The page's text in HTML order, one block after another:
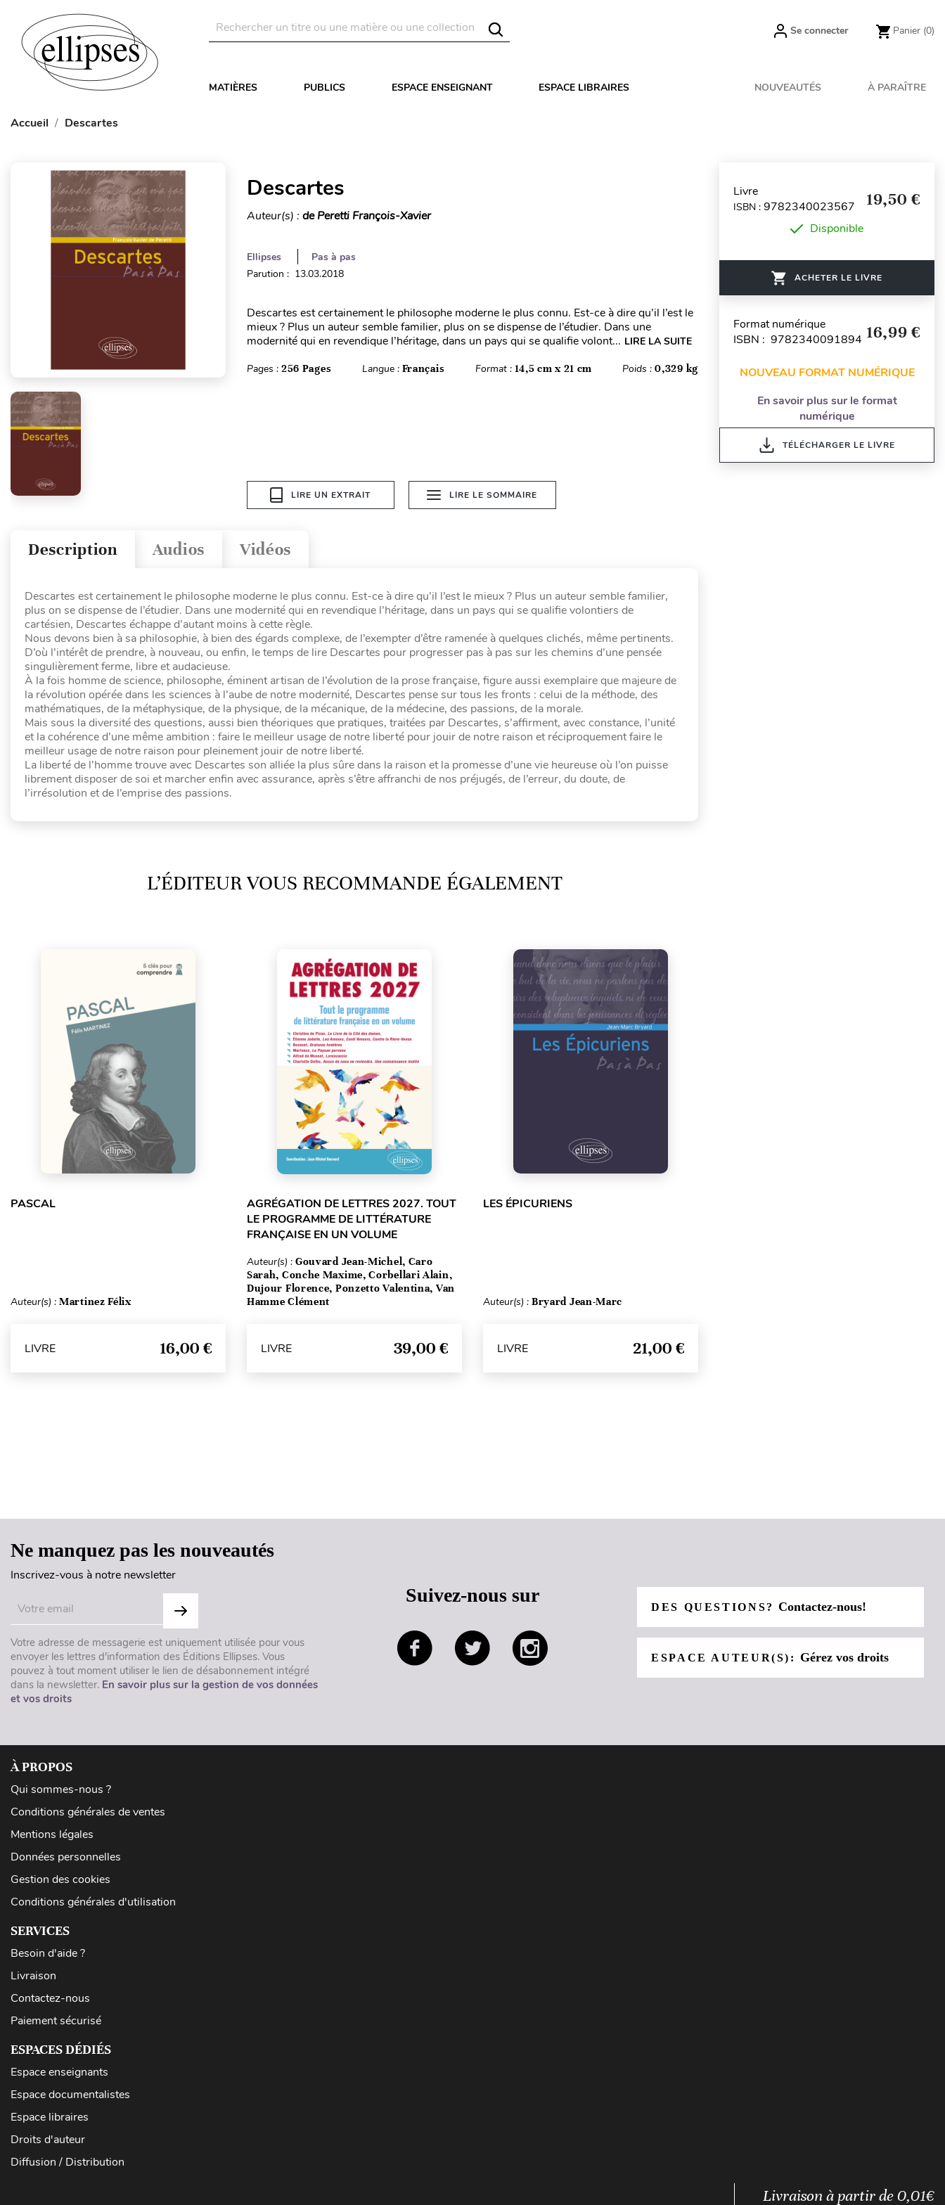
Se connecter Panier (0)
MATIÈRES PUBLICS ESPACE ENSEIGNANT ESPACE LIBRAIRES NOUVEAUTÉS À PARAÎTRE
Accueil Descartes
Descartes
Auteur(s) : de Peretti François-Xavier
Ellipses
Pas à pas
Parution : 13.03.2018
Descartes est certainement le philosophe moderne le plus connu. Est-ce à dire qu’il l’est le
mieux ? Plus un auteur semble familier, plus on se dispense de l’étudier. Dans une
modernité qui en revendique l’héritage, dans un pays qui se qualifie volont... LIRE LA SUITE
Pages : 256 Pages Langue : Français Format : 14,5 cm x 21 cm Poids :0,329 kg
LIRE UN EXTRAIT LIRE LE SOMMAIRE
Vidéos
Audios
Description
Descartes est certainement le philosophe moderne le plus connu. Est-ce à dire qu’il l’est le mieux ? Plus un auteur semble familier,
plus on se dispense de l’étudier. Dans une modernité qui en revendique l’héritage, dans un pays qui se qualifie volontiers de
cartésien, Descartes échappe d’autant moins à cette règle.
Nous devons bien à sa philosophie, à bien des égards complexe, de l’exempter d’être ramenée à quelques clichés, même pertinents.
D’où l’intérêt de prendre, à nouveau, ou enfin, le temps de lire Descartes pour progresser pas à pas sur les chemins d’une pensée
singulièrement ferme, libre et audacieuse.
À la fois homme de science, philosophe, éminent artisan de l’évolution de la prose française, figure aussi exemplaire que majeure de
la révolution opérée dans les sciences à l’aube de notre modernité, Descartes pense sur tous les fronts : celui de la méthode, des
mathématiques, de la métaphysique, de la physique, de la mécanique, de la médecine, des passions, de la morale.
Mais sous la diversité des questions, aussi bien théoriques que pratiques, traitées par Descartes, s’affirment, avec constance, l’unité
et la cohérence d’une même ambition : faire le meilleur usage de notre liberté pour jouir de notre raison et réciproquement faire le
meilleur usage de notre raison pour pleinement jouir de notre liberté.
La liberté de l’homme trouve avec Descartes son alliée la plus sûre dans la raison et la promesse d’une vie heureuse où l’on puisse
librement disposer de soi et marcher enfin avec assurance, après s’être affranchi de nos préjugés, de l’erreur, du doute, de
l’irrésolution et de l’emprise des passions.
L’ÉDITEUR VOUS RECOMMANDE ÉGALEMENT
PASCAL
Auteur(s) : Martinez Félix
LIVRE 16,00 €
AGRÉGATION DE LETTRES 2027. TOUT
LE PROGRAMME DE LITTÉRATURE
FRANÇAISE EN UN VOLUME
Auteur(s) : Gouvard Jean-Michel, Caro
Sarah, Conche Maxime, Corbellari Alain,
Dujour Florence, Ponzetto Valentina, Van
Hamme Clément
LIVRE 39,00 €
LES ÉPICURIENS
Auteur(s) : Bryard Jean-Marc
LIVRE 21,00 €
Livre
ISBN : 9782340023567 19,50 €
Disponible
ACHETER LE LIVRE
Format numérique
ISBN : 9782340091894 16,99 €
NOUVEAU FORMAT NUMÉRIQUE
En savoir plus sur le format
numérique
TÉLÉCHARGER LE LIVRE
Ne manquez pas les nouveautés
Inscrivez-vous à notre newsletter
Votre adresse de messagerie est uniquement utilisée pour vous
envoyer les lettres d'information des Éditions Ellipses. Vous
pouvez à tout moment utiliser le lien de désabonnement intégré
dans la newsletter. En savoir plus sur la gestion de vos données
et vos droits
Suivez-nous sur
DES QUESTIONS?Contactez-nous!
ESPACE AUTEUR(S): Gérez vos droits
À PROPOS
Qui sommes-nous ?
Conditions générales de ventes
Mentions légales
Données personnelles
Gestion des cookies
Conditions générales d'utilisation
SERVICES
Besoin d'aide ?
Livraison
Contactez-nous
Paiement sécurisé
ESPACES DÉDIÉS
Espace enseignants
Espace documentalistes
Espace libraires
Droits d'auteur
Diffusion / Distribution
Livraison à partir de 0,01€